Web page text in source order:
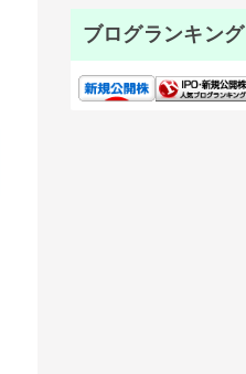
ブログランキング